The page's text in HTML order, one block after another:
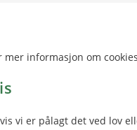
informasjon om
vi er pålagt det ved lov